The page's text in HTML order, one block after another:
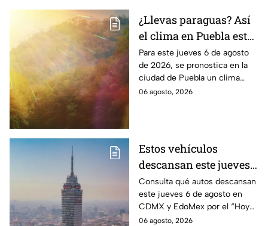
¿Llevas paraguas? Así
el clima en Puebla este
jueves 6 de agosto de
2026
Para este jueves 6 de agosto
de 2026, se pronostica en la
ciudad de Puebla un clima
cálido con bajas probabilidades
06 agosto, 2026
Estos vehículos
descansan este jueves 6
de agosto en CDMX y
EdoMex como parte del
Hoy No Circula
Consulta qué autos descansan
este jueves 6 de agosto en
CDMX y EdoMex por el “Hoy
No Circula"; evita multas y el
06 agosto, 2026